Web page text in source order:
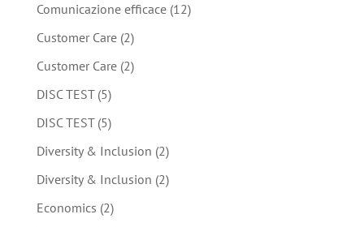
Comunicazione efficace(12)
Customer Care(2)
Customer Care(2)
DISC TEST(5)
DISC TEST(5)
Diversity & Inclusion (2)
Diversity & Inclusion (2)
Economics (2)